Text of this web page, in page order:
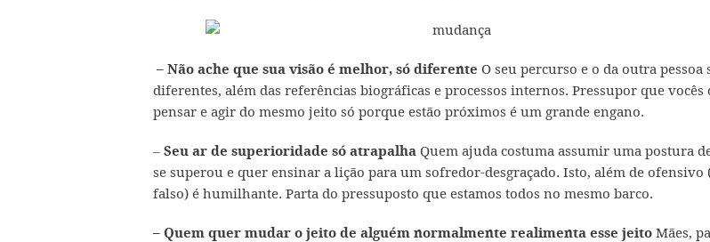
– Não ache que sua visão é melhor, só diferente O seu percurso e o da outra pessoa
diferentes, além das referências biográficas e processos internos. Pressupor que vocês
pensar e agir do mesmo jeito só porque estão próximos é um grande engano.
– Seu ar de superioridade só atrapalha Quem ajuda costuma assumir uma postura
se superou e quer ensinar a lição para um sofredor-desgraçado. Isto, além de ofensivo
falso) é humilhante. Parta do pressuposto que estamos todos no mesmo barco.
– Quem quer mudar o jeito de alguém normalmente realimenta esse jeito Mães,